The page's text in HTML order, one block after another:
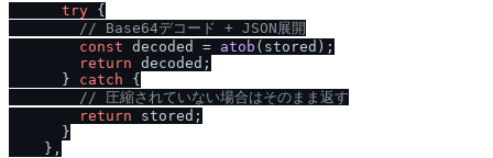
try {
/ / Base64デコード + JSON展開
const decoded = atob (stored);
return decoded;
      }
catch {
/ / 圧縮されていない場合はそのまま返す
return stored;
      }
    },